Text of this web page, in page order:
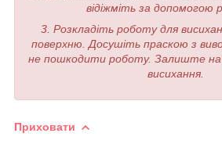
відіжміть за допомогою
3. Розкладіть роботу для
поверхню. Досушіть праскою з
не пошкодити роботу. Залиште на
висихання.
Приховати